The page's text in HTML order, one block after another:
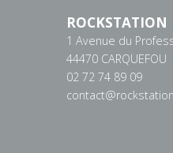
ROCKSTATION
1 Avenue du
44470 CARQUEFOU
02 72 74 89 09